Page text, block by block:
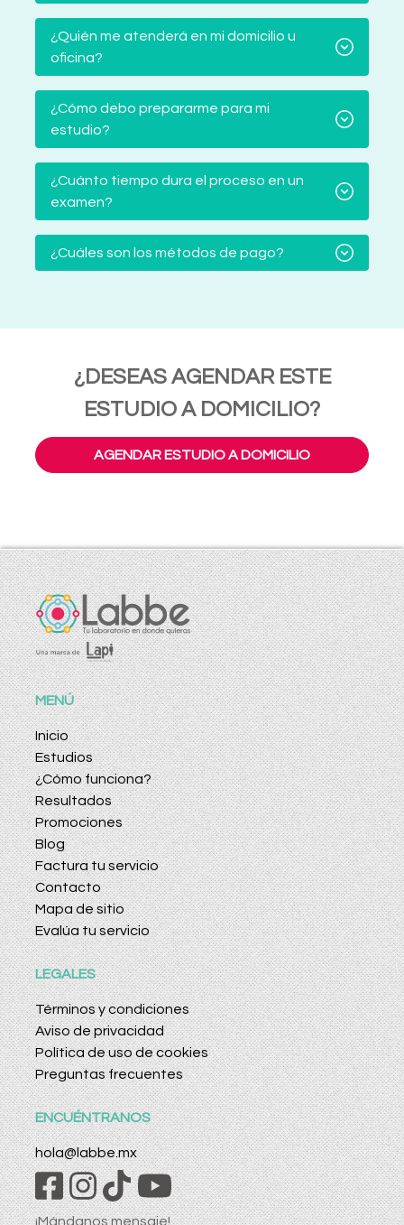
¿Quién me atenderá en mi domicilio u
oficina?
¿Cómo debo prepararme para mi
estudio?
¿Cuánto tiempo dura el proceso en un
examen?
¿Cuáles son los métodos de pago?
¿DESEAS AGENDAR ESTE
ESTUDIO A DOMICILIO?
AGENDAR ESTUDIO A DOMICILIO
MENÚ
Inicio
Estudios
¿Cómo funciona?
Resultados
Promociones
Blog
Factura tu servicio
Contacto
Mapa de sitio
Evalúa tu servicio
LEGALES
Términos y condiciones
Aviso de privacidad
Política de uso de cookies
Preguntas frecuentes
ENCUÉNTRANOS
hola@labbe.mx
¡Mándanos mensaje!